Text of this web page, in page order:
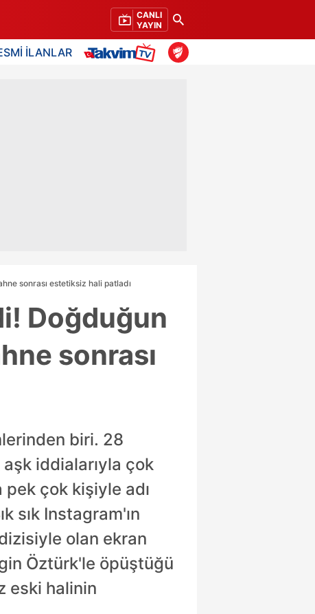
CANLI
YAYIN
İLANLAR
sonrası estetiksiz hali patladı
Doğduğun
sonrası
biri. 28
aşk iddialarıyla çok
çok kişiyle adı
sık Instagram'ın
olan ekran
Öztürk'le öpüştüğü
eski halinin